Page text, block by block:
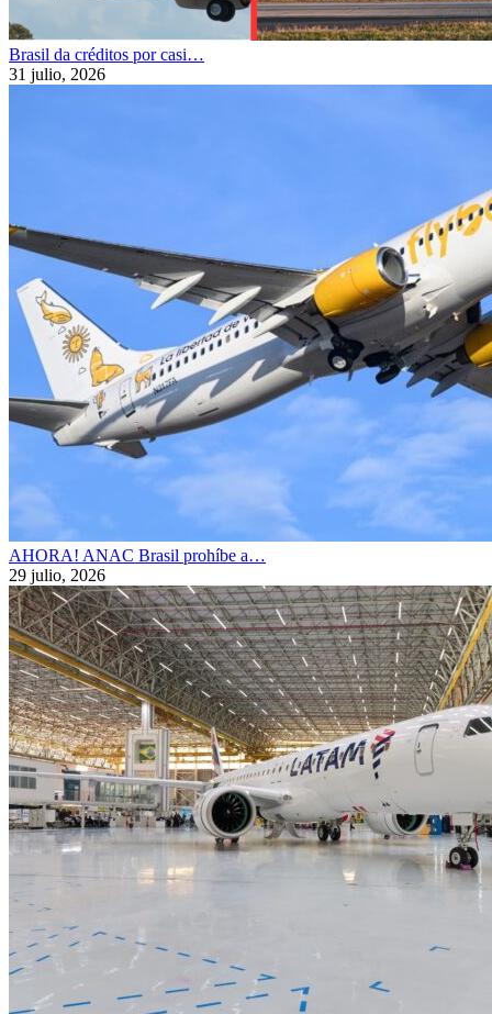
Brasil da créditos por casi…
31 julio, 2026
AHORA! ANAC Brasil prohíbe a…
29 julio, 2026